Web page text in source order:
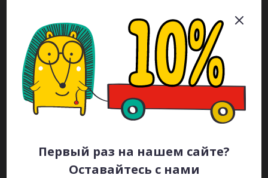
Первый раз на нашем сайте?
Оставайтесь с нами
Гарантия на товар
Раскраски
Рекламодателям
Каталог
Будьте всегда в курсе!